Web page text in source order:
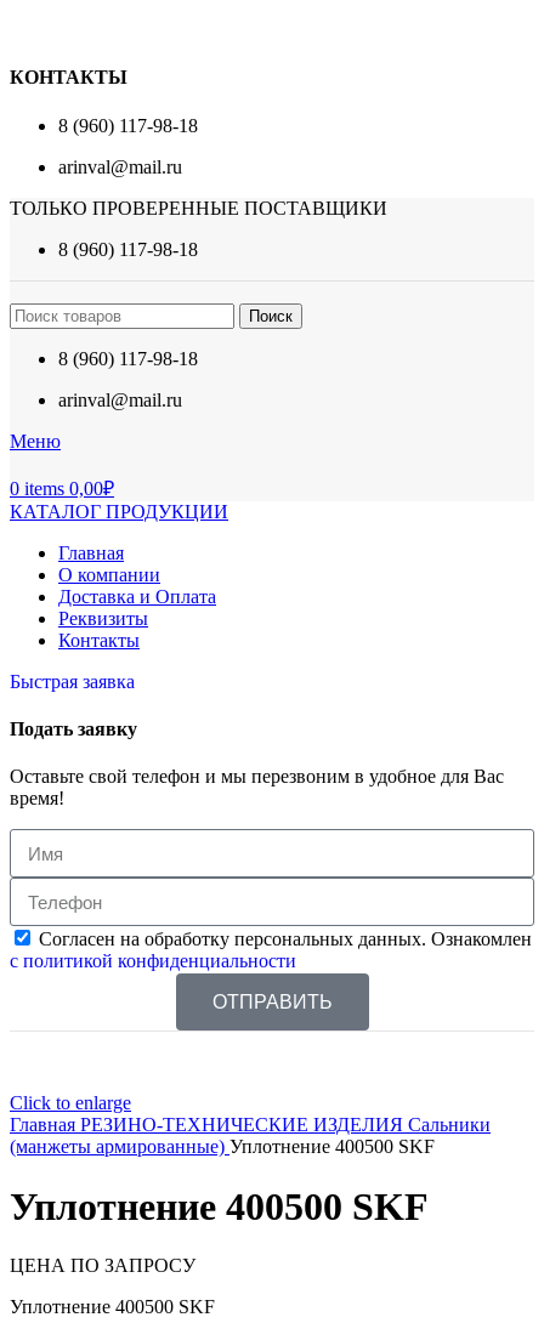
КОНТАКТЫ
8 (960) 117-98-18
arinval@mail.ru
ТОЛЬКО ПРОВЕРЕННЫЕ ПОСТАВЩИКИ
8 (960) 117-98-18
Поиск
8 (960) 117-98-18
arinval@mail.ru
Меню
0 items 0,00₽
КАТАЛОГ ПРОДУКЦИИ
Главная
О компании
Доставка и Оплата
Реквизиты
Контакты
Быстрая заявка
Подать заявку
Оставьте свой телефон и мы перезвоним в удобное для Вас
время!
Согласен на обработку персональных данных. Ознакомлен
с политикой конфиденциальности
ОТПРАВИТЬ
Click to enlarge
Главная РЕЗИНО-ТЕХНИЧЕСКИЕ ИЗДЕЛИЯ Сальники
(манжеты армированные) Уплотнение 400500 SKF
Уплотнение 400500 SKF
ЦЕНА ПО ЗАПРОСУ
Уплотнение 400500 SKF